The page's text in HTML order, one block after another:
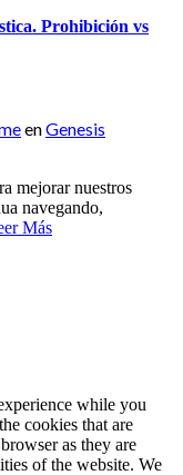
Prohibición vs
enGenesis
mejorar nuestros
navegando,
Más
while you
cookies that are
as they are
of the website. We